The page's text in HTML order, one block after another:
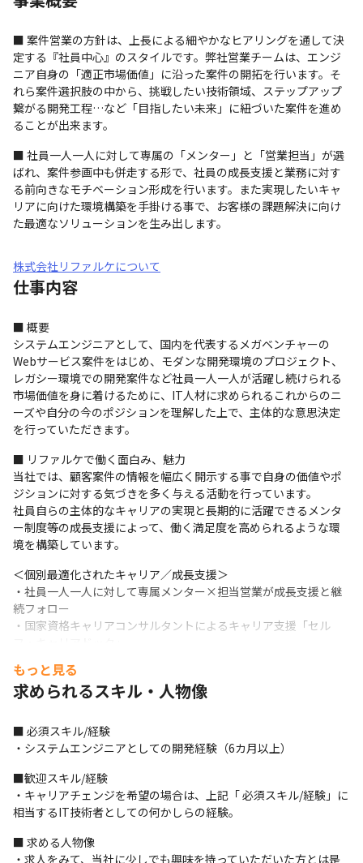
■ 案件営業の方針は、上長による細やかなヒアリングを通して決
定する『社員中心』のスタイルです。弊社営業チームは、エンジ
ニア自身の「適正市場価値」に沿った案件の開拓を行います。そ
れら案件選択肢の中から、挑戦したい技術領域、ステップアップ
繋がる開発工程…など「目指したい未来」に紐づいた案件を進め
ることが出来ます。
■ 社員一人一人に対して専属の「メンター」と「営業担当」が選
ばれ、案件参画中も併走する形で、社員の成長支援と業務に対す
る前向きなモチベーション形成を行います。また実現したいキャ
リアに向けた環境構築を手掛ける事で、お客様の課題解決に向け
た最適なソリューションを生み出します。
株式会社リファルケについて
仕事内容
■ 概要
システムエンジニアとして、国内を代表するメガベンチャーの
Webサービス案件をはじめ、モダンな開発環境のプロジェクト、
レガシー環境での開発案件など社員一人一人が活躍し続けられる
市場価値を身に着けるために、IT人材に求められるこれからのニ
ーズや自分の今のポジションを理解した上で、主体的な意思決定
を行っていただきます。
■ リファルケで働く面白み、魅力
当社では、顧客案件の情報を幅広く開示する事で自身の価値やポ
ジションに対する気づきを多く与える活動を行っています。
社員自らの主体的なキャリアの実現と長期的に活躍できるメンタ
ー制度等の成長支援によって、働く満足度を高められるような環
境を構築しています。
＜個別最適化されたキャリア／成長支援＞
・社員一人一人に対して専属メンター×担当営業が成長支援と継
続フォロー
・国家資格キャリアコンサルタントによるキャリア支援「セル
・ベネフィット・ワン（健康促進、スキルUP‥等の社員自身が選
べる福利厚生制度）
＜キャリアの選択肢＞
・早期活躍＆定着に向けたオンボーディング制度
・取引先3,000社以上の優良案件が豊富にあります（2024年6月時
点）
・本人のキャリア希望に併せてチャレンジ可能なエンド直、元請
・単価／案件情報100％開示
・高還元率×賞与年3回＝業界でも高い給与水準を達成していま
もっと見る
求められるスキル・人物像
■ 必須スキル/経験
・システムエンジニアとしての開発経験（6カ月以上）
■歓迎スキル/経験
・キャリアチェンジを希望の場合は、上記「 必須スキル/経験」に
相当するIT技術者としての何かしらの経験。
■ 求める人物像
・求人をみて、当社に少しでも興味を持っていただいた方とは是